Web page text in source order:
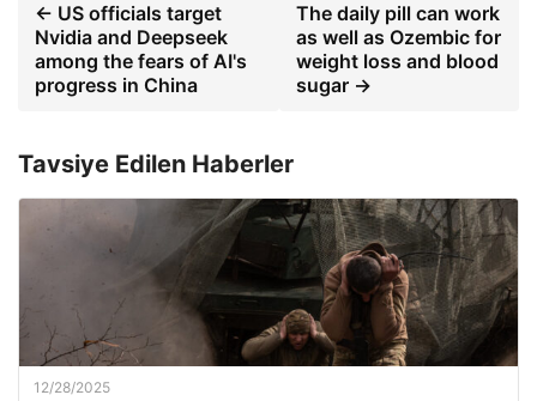
← US officials target
Nvidia and Deepseek
among the fears of AI's
progress in China
The daily pill can work
as well as Ozembic for
weight loss and blood
sugar →
Tavsiye Edilen Haberler
12/28/2025